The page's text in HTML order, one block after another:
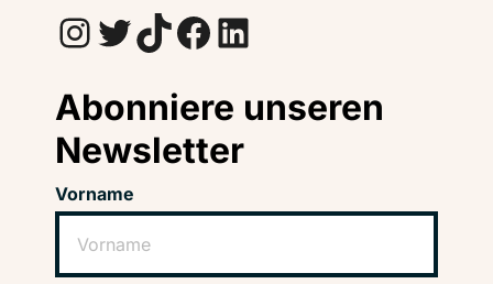
InstagramTwitter TikTok Facebook LinkedIn
Abonniere unseren
Newsletter
Vorname